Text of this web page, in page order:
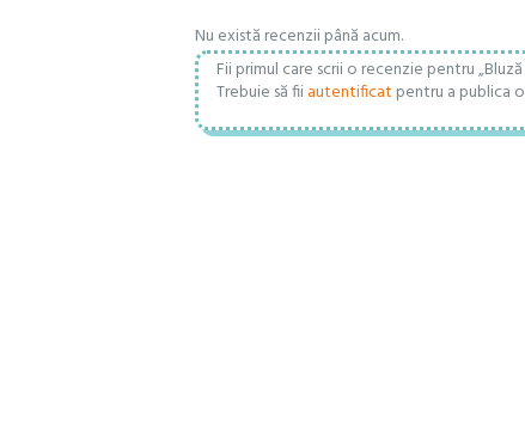
Nu există recenzii până acum.
Fii primul care scrii o recenzie pentru
Trebuie să fii autentificat pentru a publica